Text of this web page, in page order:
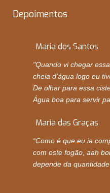
Depoimentos
Maria dos Santos
"Quando vi chegar
cheia d'água logo eu
De olhar para essa
Água boa para servir
Maria das Graças
“Como é que eu ia
com este fogão, aah
depende da